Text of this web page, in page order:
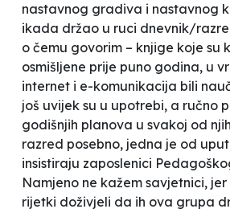
nastavnog gradiva i nastavnog
ikada držao u ruci dnevnik/
o čemu govorim – knjige koje su
osmišljene prije puno godina, u
internet i e-komunikacija bili
još uvijek su u upotrebi, a ručno
godišnjih planova u svakoj od
razred posebno, jedna je od
insistiraju zaposlenici
Namjeno ne kažem savjetnici,
rijetki doživjeli da ih ova grupa